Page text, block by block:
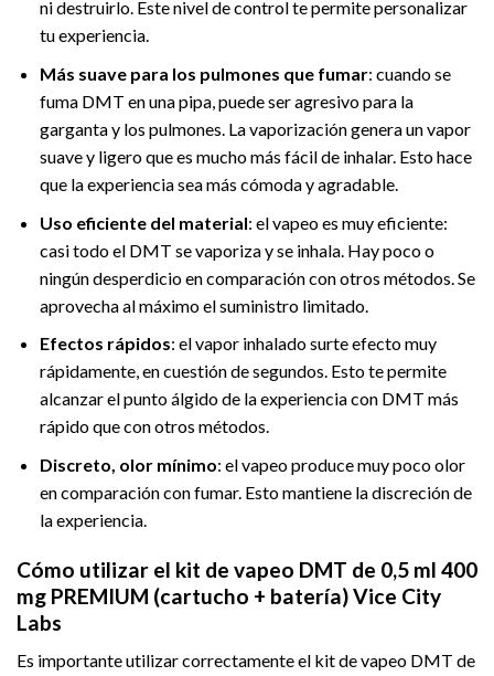
ni destruirlo. Este nivel de control te permite personalizar
tu experiencia.
Más suave para los pulmones que fumar: cuando se
fuma DMT en una pipa, puede ser agresivo para la
garganta y los pulmones. La vaporización genera un vapor
suave y ligero que es mucho más fácil de inhalar. Esto hace
que la experiencia sea más cómoda y agradable.
Uso eficiente del material: el vapeo es muy eficiente:
casi todo el DMT se vaporiza y se inhala. Hay poco o
ningún desperdicio en comparación con otros métodos. Se
aprovecha al máximo el suministro limitado.
Efectos rápidos: el vapor inhalado surte efecto muy
rápidamente, en cuestión de segundos. Esto te permite
alcanzar el punto álgido de la experiencia con DMT más
rápido que con otros métodos.
Discreto, olor mínimo: el vapeo produce muy poco olor
en comparación con fumar. Esto mantiene la discreción de
la experiencia.
Cómo utilizar el kit de vapeo DMT de 0,5 ml 400
mg PREMIUM (cartucho + batería) Vice City
Labs
Es importante utilizar correctamente el kit de vapeo DMT de